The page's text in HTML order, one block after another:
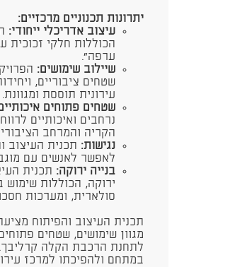
יתרונות תכנוניים מרכזיים:
עיצוב אדריכלי ייחודי:
הכוללות חלקי זכוכית
ערפה".
שיילוב שימושים:
שטחים ציבוריים,
עירונית תוססת ומגוונת.
שטחים פתוחים
נרחבים ואיכותיים
הקריה והמרחב
נגישות: תכנית העיצוב
לאפשר לאנשים עם
בנייה ירוקה: תכנית
ירוקה, הכוללות שימוש
סולארית, ומערכות
תכנית העיצוב והפיתוח
מגוון שימושים, שטחים
לתחנת הרכבת הקלה קרליבך.
במתחם ולהפיכתו למרכז